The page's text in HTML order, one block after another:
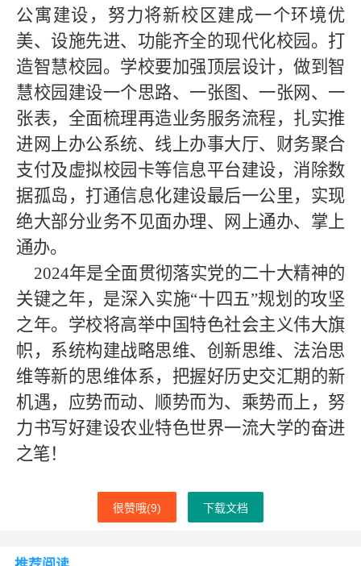
公寓建设，努力将新校区建成一个环境优
美、设施先进、功能齐全的现代化校园。打
造智慧校园。学校要加强顶层设计，做到智
慧校园建设一个思路、一张图、一张网、一
张表，全面梳理再造业务服务流程，扎实推
进网上办公系统、线上办事大厅、财务聚合
支付及虚拟校园卡等信息平台建设，消除数
据孤岛，打通信息化建设最后一公里，实现
绝大部分业务不见面办理、网上通办、掌上
通办。
2024年是全面贯彻落实党的二十大精神的
关键之年，是深入实施“十四五”规划的攻坚
之年。 学校将高举中国特色社会主义伟大旗
帜，系统构建战略思维、创新思维、法治思
维等新的思维体系，把握好历史交汇期的新
机遇，应势而动、顺势而为、乘势而上，努
力书写好建设农业特色世界一流大学的奋进
之笔！
很赞哦(9) 下载文档